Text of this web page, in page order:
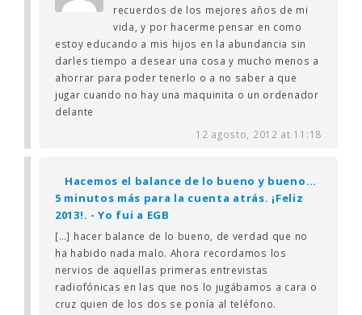
recuerdos de los mejores años de mi
vida, y por hacerme pensar en como
estoy educando a mis hijos en la abundancia sin
darles tiempo a desear una cosa y mucho menos a
ahorrar para poder tenerlo o a no saber a que
jugar cuando no hay una maquinita o un ordenador
delante
12 agosto, 2012 at 11:18
Hacemos el balance de lo bueno y bueno…
5 minutos más para la cuenta atrás. ¡Feliz
2013!. - Yo fui a EGB
[…] hacer balance de lo bueno, de verdad que no
ha habido nada malo. Ahora recordamos los
nervios de aquellas primeras entrevistas
radiofónicas en las que nos lo jugábamos a cara o
cruz quien de los dos se ponía al teléfono.